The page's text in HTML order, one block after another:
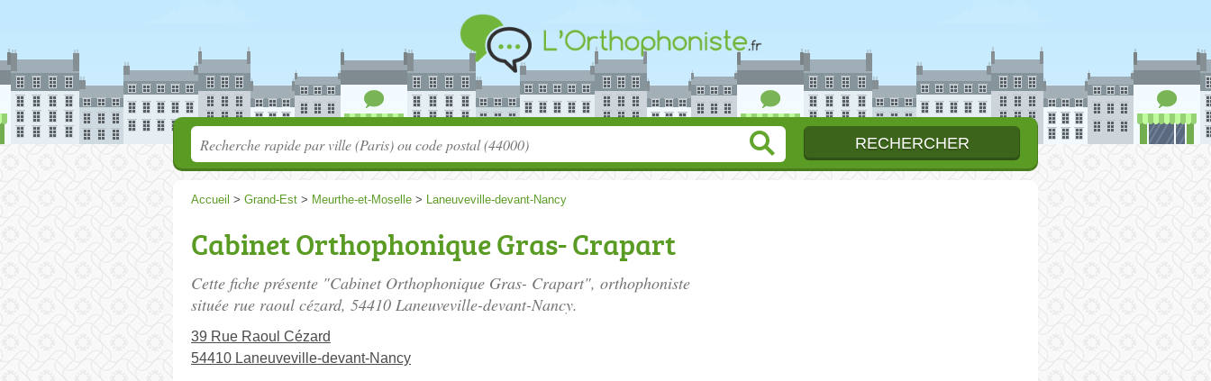
Accueil > Grand-Est > Meurthe-et-Moselle > Laneuveville-devant-Nancy
Cabinet Orthophonique Gras- Crapart
Cette fiche présente "Cabinet Orthophonique Gras- Crapart", orthophoniste
située rue raoul cézard, 54410 Laneuveville-devant-Nancy.
39 Rue Raoul Cézard
54410 Laneuveville-devant-Nancy